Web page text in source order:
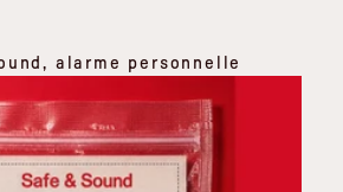
alarme personnelle